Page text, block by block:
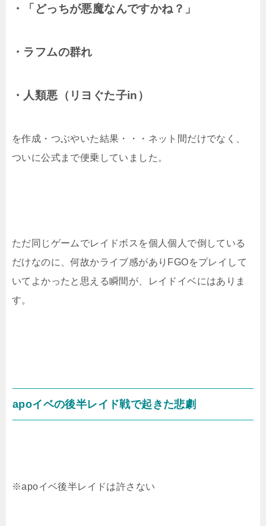
・「どっちが悪魔なんですかね？」
・ラフムの群れ
・人類悪（リヨぐた子in）
を作成・つぶやいた結果・・・ネット間だけでなく、
ついに公式まで便乗していました。
ただ同じゲームでレイドボスを個人個人で倒している
だけなのに、何故かライブ感がありFGOをプレイして
いてよかったと思える瞬間が、レイドイベにはありま
す。
apoイベの後半レイド戦で起きた悲劇
※apoイベ後半レイドは許さない